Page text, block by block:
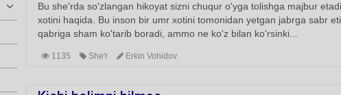
Bu she'rda so'zlangan hikoyat sizni chuqur o'yga tolishga majbur
xotini haqida. Bu inson bir umr xotini tomonidan yetgan jabrga sabr
qabriga sham ko'tarib boradi, ammo ne ko'z bilan ko'rsinki...
1135 She'r Erkin Vohidov